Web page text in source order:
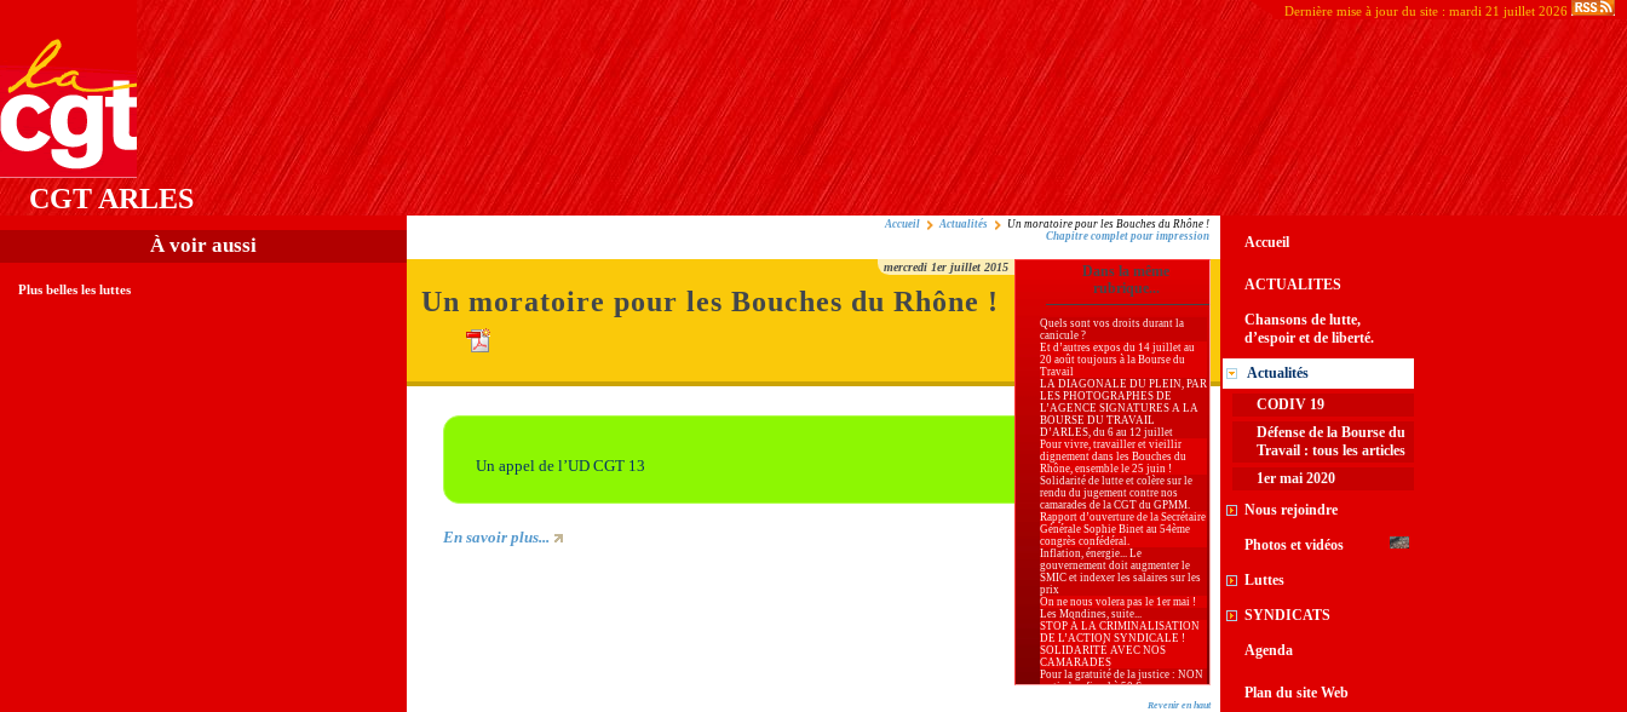
Dernière mise à jour du site : mardi 21 juillet 2026
CGT ARLES
Accueil Actualités
Un moratoire pour les Bouches du Rhône !
Chapitre complet pour impression
Dans la même
rubrique...
Quels sont vos droits durant la
canicule ?
Et d’autres expos du 14 juillet au
20 août toujours à la Bourse du
Travail
LA DIAGONALE DU PLEIN, PAR
LES PHOTOGRAPHES DE
L’AGENCE SIGNATURES A LA
BOURSE DU TRAVAIL
D’ARLES, du 6 au 12 juillet
Pour vivre, travailler et vieillir
dignement dans les Bouches du
Rhône, ensemble le 25 juin !
Solidarité de lutte et colère sur le
rendu du jugement contre nos
camarades de la CGT du GPMM.
Rapport d’ouverture de la Secrétaire
Générale Sophie Binet au 54ème
congrès confédéral.
Inflation, énergie... Le
gouvernement doit augmenter le
SMIC et indexer les salaires sur les
prix
On ne nous volera pas le 1er mai !
Les Mondines, suite...
STOP À LA CRIMINALISATION
DE L’ACTION SYNDICALE !
SOLIDARITÉ AVEC NOS
CAMARADES
Pour la gratuité de la justice : NON
au timbre fiscal à 50 €
mercredi 1er juillet 2015
Un moratoire pour les Bouches du Rhône !
Un appel de l’UD CGT 13
En savoir plus...
Revenir en haut
Accueil
ACTUALITES
Chansons de lutte,
d’espoir et de liberté.
Actualités
CODIV 19
Défense de la Bourse du
Travail : tous les articles
1er mai 2020
Nous rejoindre
Photos et vidéos
Luttes
SYNDICATS
Agenda
Plan du site Web
À voir aussi
Plus belles les luttes